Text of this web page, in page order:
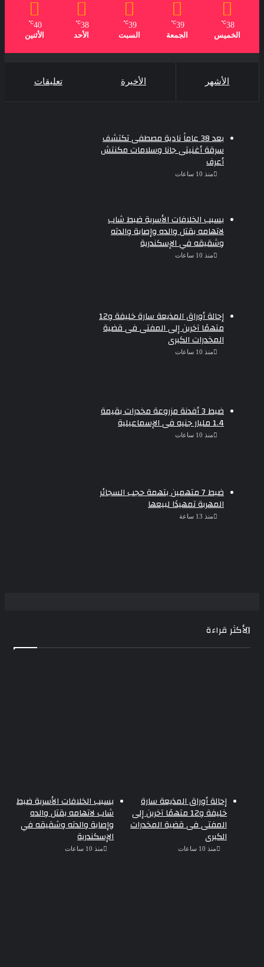
38
℃
الخميس
39
℃
الجمعة
39
℃
السبت
38
℃
الأحد
40
℃
الأثنين
الأشهر الأخيرة تعليقات
بعد 38 عاماً نادية مصطفى تكتشف
سرقة أغنيتى جانا وسلامات مكنتش
أعرف
منذ 10 ساعات
بسبب الخلافات الأسرية ضبط شاب
لاتهامه بقتل والده وإصابة والدته
وشقيقه في الإسكندرية
منذ 10 ساعات
إحالة أوراق المذيعة سارة خليفة و12
متهمًا آخرين إلى المفتى فى قضية
المخدرات الكبرى
منذ 10 ساعات
ضبط 3 أفدنة مزروعة مخدرات بقيمة
1.4 مليار جنيه فى الإسماعيلية
منذ 10 ساعات
ضبط 7 متهمين بتهمة حجب السجائر
المهربة تمهيدًا لبيعها
منذ 13 ساعة
الأكثر قراءة
بسبب الخلافات الأسرية ضبط
شاب لاتهامه بقتل والده
وإصابة والدته وشقيقه في
الإسكندرية
منذ 10 ساعات
إحالة أوراق المذيعة سارة
خليفة و12 متهمًا آخرين إلى
المفتى فى قضية المخدرات
الكبرى
منذ 10 ساعات